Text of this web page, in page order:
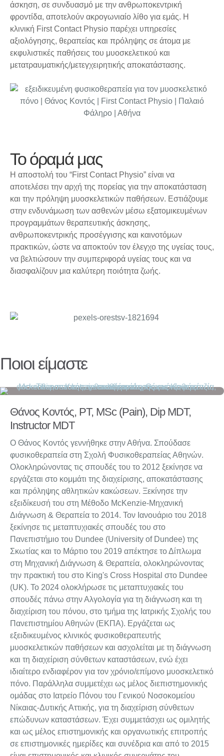
άσκηση, σε συνδυασμό με την ανθρωποκεντρική
φροντίδα, αποτελούν ακρογωνιαίο λίθο για εμάς. Η
κλινική First Contact Physio παρέχει υπηρεσίες
αξιολόγησης, θεραπείας και πρόληψης σε άτομα με
εκφυλιστικές παθήσεις του μυοσκελετικού και
μετατραυματικής/μετεγχειρητικής αποκατάστασης.
Το όραμά μας
Η αποστολή του “First Contact Physio” είναι να
αποτελέσει την αρχή της πορείας για την αποκατάσταση
και την πρόληψη μυοσκελετικών παθήσεων. Εστιάζουμε
στην ενδυνάμωση των ασθενών μέσω εξατομικευμένων
προγραμμάτων θεραπευτικής άσκησης,
ανθρωποκεντρικής προσέγγισης και καινοτόμων
πρακτικών, ώστε να αποκτούν τον έλεγχο της υγείας τους,
να βελτιώσουν την συμπεριφορά υγείας τους και να
διασφαλίζουν μια καλύτερη ποιότητα ζωής.
Ποιοι είμαστε
Θάνος Κοντός, PT, MSc (Pain), Dip MDT,
Instructor MDT​
Ο Θάνος Κοντός γεννήθηκε στην Αθήνα. Σπούδασε
φυσικοθεραπεία στη Σχολή Φυσικοθεραπείας Αθηνών.
Ολοκληρώνοντας τις σπουδές του το 2012 ξεκίνησε να
εργάζεται στο κομμάτι της διαχείρισης, αποκατάστασης
και πρόληψης αθλητικών κακώσεων. Ξεκίνησε την
εξειδίκευσή του στη Μέθοδο McKenzie-Μηχανική
Διάγνωση & Θεραπεία το 2014. Τον Ιανουάριο του 2018
ξεκίνησε τις μεταπτυχιακές σπουδές του στο
Πανεπιστήμιο του Dundee (University of Dundee) της
Σκωτίας και το Μάρτιο του 2019 απέκτησε το Δίπλωμα
στη Μηχανική Διάγνωση & Θεραπεία, ολοκληρώνοντας
την πρακτική του στο King's Cross Hospital στο Dundee
(UK). Το 2024 ολοκλήρωσε τις μεταπτυχιακές του
σπουδές πάνω στην Αλγολογία για τη διάγνωση και τη
διαχείριση του πόνου, στο τμήμα της Ιατρικής Σχολής του
Πανεπιστημίου Αθηνών (ΕΚΠΑ). Εργάζεται ως
εξειδικευμένος κλινικός φυσικοθεραπευτής
μυοσκελετικών παθήσεων και ασχολείται με τη διάγνωση
και τη διαχείριση σύνθετων καταστάσεων, ενώ έχει
ιδιαίτερο ενδιαφέρον για τον χρόνιο/επίμονο μυοσκελετικό
πόνο. Παράλληλα συμμετέχει ως μέλος διεπιστημονικής
ομάδας στο Ιατρείο Πόνου του Γενικού Νοσοκομείου
Νίκαιας-Δυτικής Αττικής, για τη διαχείριση σύνθετων
επώδυνων καταστάσεων. Έχει συμμετάσχει ως ομιλητής
και ως μέλος επιστημονικής και οργανωτικής επιτροπής
σε επιστημονικές ημερίδες και συνέδρια και από το 2015